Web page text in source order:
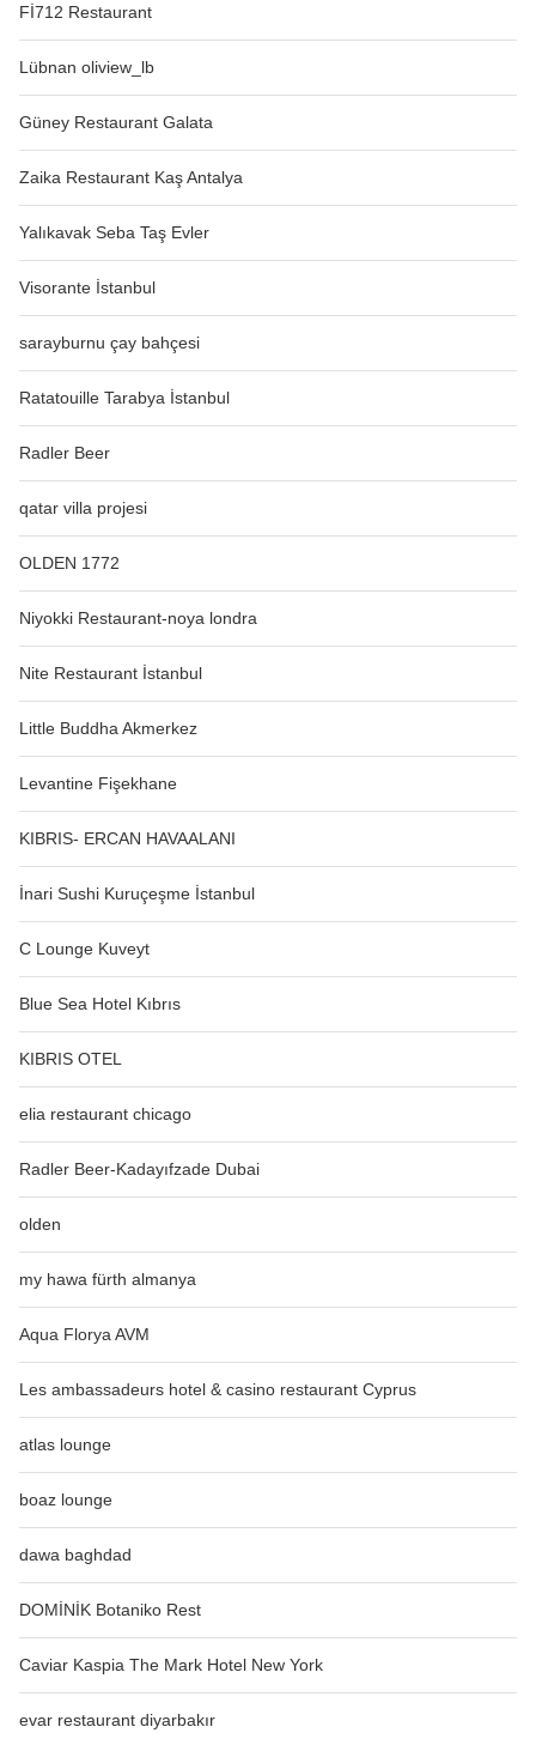
Fİ712 Restaurant
Lübnan oliview_lb
Güney Restaurant Galata
Zaika Restaurant Kaş Antalya
Yalıkavak Seba Taş Evler
Visorante İstanbul
sarayburnu çay bahçesi
Ratatouille Tarabya İstanbul
Radler Beer
qatar villa projesi
OLDEN 1772
Niyokki Restaurant-noya londra
Nite Restaurant İstanbul
Little Buddha Akmerkez
Levantine Fişekhane
KIBRIS- ERCAN HAVAALANI
İnari Sushi Kuruçeşme İstanbul
C Lounge Kuveyt
Blue Sea Hotel Kıbrıs
KIBRIS OTEL
elia restaurant chicago
Radler Beer-Kadayıfzade Dubai
olden
my hawa fürth almanya
Aqua Florya AVM
Les ambassadeurs hotel & casino restaurant Cyprus
atlas lounge
boaz lounge
dawa baghdad
DOMİNİK Botaniko Rest
Caviar Kaspia The Mark Hotel New York
evar restaurant diyarbakır